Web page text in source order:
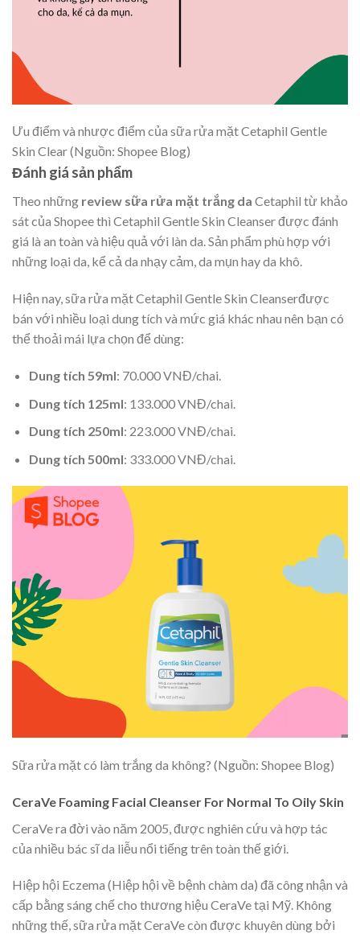
Ưu điểm và nhược điểm của sữa rửa mặt Cetaphil Gentle
Skin Clear (Nguồn: Shopee Blog)
Đánh giá sản phẩm
Theo những review sữa rửa mặt trắng da Cetaphil từ khảo
sát của Shopee thì Cetaphil Gentle Skin Cleanser được đánh
giá là an toàn và hiệu quả với làn da. Sản phẩm phù hợp với
những loại da, kể cả da nhạy cảm, da mụn hay da khô.
Hiện nay, sữa rửa mặt Cetaphil Gentle Skin Cleanserđược
bán với nhiều loại dung tích và mức giá khác nhau nên bạn có
thể thoải mái lựa chọn để dùng:
Dung tích 59ml: 70.000 VNĐ/chai.
Dung tích 125ml: 133.000 VNĐ/chai.
Dung tích 250ml: 223.000 VNĐ/chai.
Dung tích 500ml: 333.000 VNĐ/chai.
Sữa rửa mặt có làm trắng da không? (Nguồn: Shopee Blog)
CeraVe Foaming Facial Cleanser For Normal To Oily Skin
CeraVe ra đời vào năm 2005, được nghiên cứu và hợp tác
của nhiều bác sĩ da liễu nổi tiếng trên toàn thế giới.
Hiệp hội Eczema (Hiệp hội về bệnh chàm da) đã công nhận và
cấp bằng sáng chế cho thương hiệu CeraVe tại Mỹ. Không
những thế, sữa rửa mặt CeraVe còn được khuyên dùng bởi